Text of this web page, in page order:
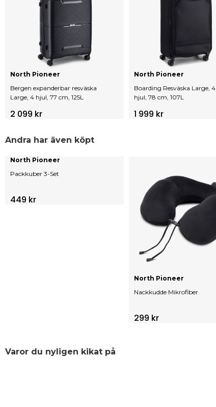
Bergen expanderbar resväska
Large, 4 hjul, 77 cm, 125L
North Pioneer
2 099 kr
Boarding Resväska Large, 4
hjul, 78 cm, 107L
North Pioneer
1 999 kr
Andra har även köpt
Packkuber 3-Set
North Pioneer
449 kr
Nackkudde Mikrofiber
North Pioneer
299 kr
Varor du nyligen kikat på